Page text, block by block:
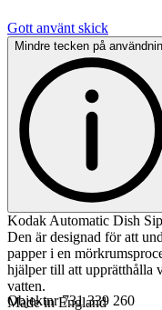
Gott använt skick
Mindre tecken på
Kodak Automatic Dish
Den är designad för att
papper i en
hjälper till att upprätthålla
vatten.
Made in England
Objektnr 731 339 260